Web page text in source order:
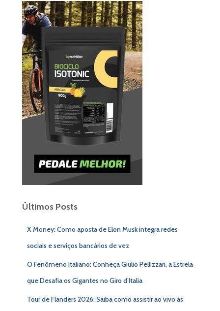
Últimos Posts
X Money: Como aposta de Elon Musk integra redes
sociais e serviços bancários de vez
O Fenômeno Italiano: Conheça Giulio Pellizzari, a Estrela
que Desafia os Gigantes no Giro d’Italia
Tour de Flanders 2026: Saiba como assistir ao vivo às